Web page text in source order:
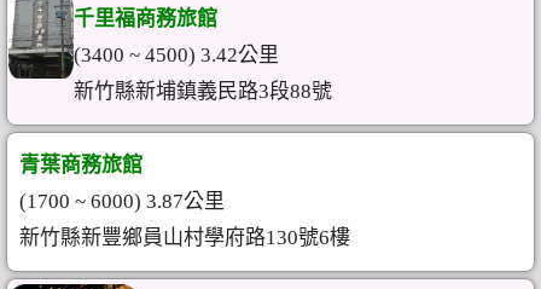
千里福商務旅館
(3400 ~ 4500) 3.42公里
新竹縣新埔鎮義民路3段88號
青葉商務旅館
(1700 ~ 6000) 3.87公里
新竹縣新豐鄉員山村學府路130號6樓